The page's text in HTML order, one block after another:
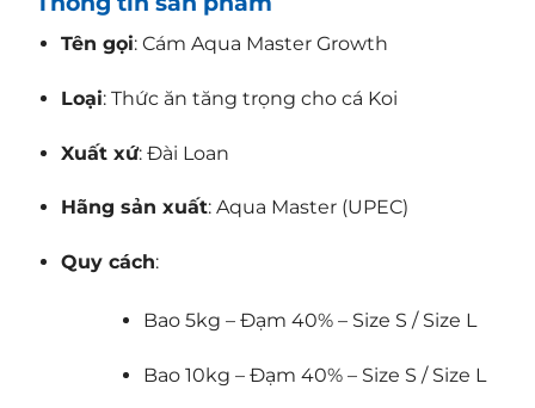
Tên gọi: Cám Aqua Master Growth
Loại: Thức ăn tăng trọng cho cá Koi
Xuất xứ: Đài Loan
Hãng sản xuất: Aqua Master (UPEC)
Quy cách:
Bao 5kg – Đạm 40% – Size S / Size L
Bao 10kg – Đạm 40% – Size S / Size L